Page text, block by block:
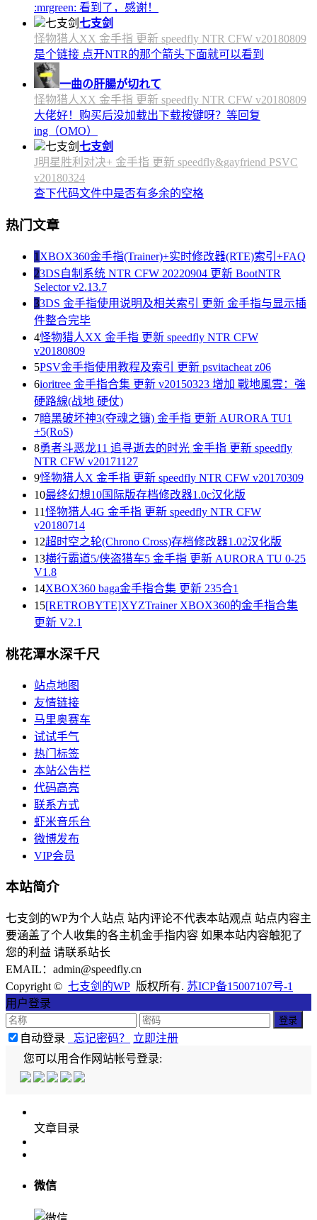
:mrgreen: 看到了，感谢！
七支剑
怪物猎人XX 金手指 更新 speedfly NTR CFW v20180809
是个链接 点开NTR的那个箭头下面就可以看到
一曲の肝腸が切れて
怪物猎人XX 金手指 更新 speedfly NTR CFW v20180809
大佬好！购买后没加载出下载按键呀？等回复
ing（OMO）
七支剑
J明星胜利对决+ 金手指 更新 speedfly&gayfriend PSVC
v20180324
查下代码文件中是否有多余的空格
热门文章
1 XBOX360金手指(Trainer)+实时修改器(RTE)索引+FAQ
23DS自制系统 NTR CFW 20220904 更新 BootNTR
Selector v2.13.7
33DS 金手指使用说明及相关索引 更新 金手指与显示插
件整合完毕
4怪物猎人XX 金手指 更新 speedfly NTR CFW
v20180809
5PSV金手指使用教程及索引 更新 psvitacheat z06
6ioritree 金手指合集 更新 v20150323 增加 戰地風雲：強
硬路線(战地 硬仗)
7暗黑破坏神3(夺魂之镰) 金手指 更新 AURORA TU1
+5(RoS)
8勇者斗恶龙11 追寻逝去的时光 金手指 更新 speedfly
NTR CFW v20171127
9怪物猎人X 金手指 更新 speedfly NTR CFW v20170309
10最终幻想10国际版存档修改器1.0c汉化版
11怪物猎人4G 金手指 更新 speedfly NTR CFW
v20180714
12超时空之轮(Chrono Cross)存档修改器1.02汉化版
13横行霸道5/侠盗猎车5 金手指 更新 AURORA TU 0-25
V1.8
14XBOX360 baga金手指合集 更新 235合1
15[RETROBYTE]XYZTrainer XBOX360的金手指合集
更新 V2.1
桃花潭水深千尺
站点地图
友情链接
马里奥赛车
试试手气
热门标签
本站公告栏
代码高亮
联系方式
虾米音乐台
微博发布
VIP会员
本站简介
七支剑的WP为个人站点 站内评论不代表本站观点 站点内容主
要涵盖了个人收集的各主机金手指内容 如果本站内容触犯了
您的利益 请联系站长
EMAIL：admin@speedfly.cn
Copyright © 七支剑的WP 版权所有. 苏ICP备15007107号-1
用户登录
自动登录 忘记密码？
立即注册
您可以用合作网站帐号登录:
文章目录
微信